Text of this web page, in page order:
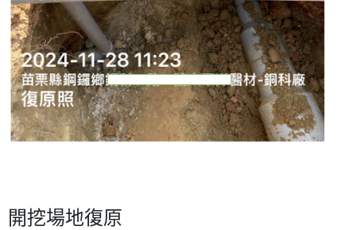
開挖場地復原